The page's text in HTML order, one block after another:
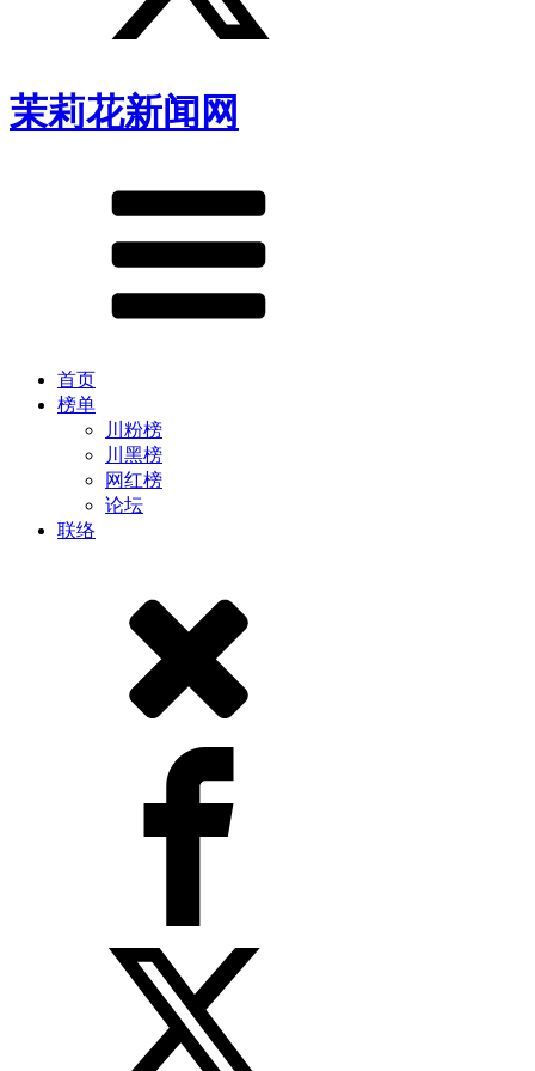
茉莉花新闻网
首页
榜单
川粉榜
川黑榜
网红榜
论坛
联络